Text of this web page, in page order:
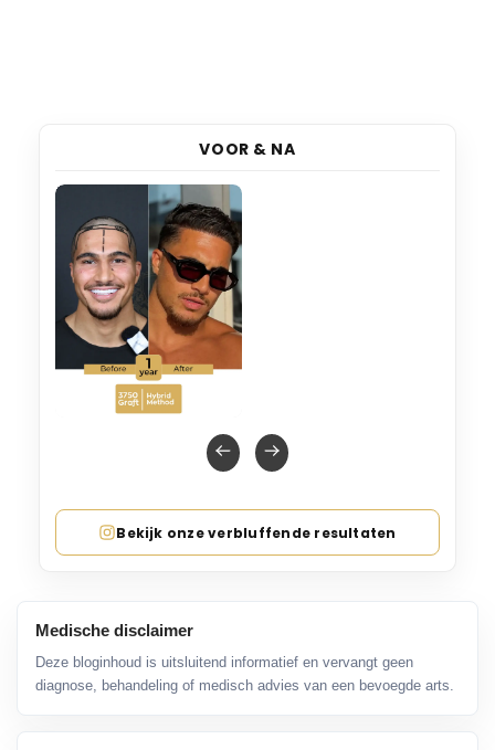
VOOR & NA
Bekijk onze verbluffende resultaten
Medische disclaimer
Deze bloginhoud is uitsluitend informatief en vervangt geen
diagnose, behandeling of medisch advies van een bevoegde arts.